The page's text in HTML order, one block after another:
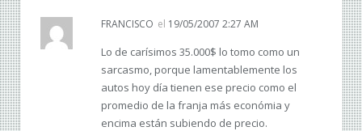
FRANCISCO el 19/05/2007 2:27 AM
Lo de carísimos 35.000$ lo tomo como un
sarcasmo, porque lamentablemente los
autos hoy día tienen ese precio como el
promedio de la franja más económia y
encima están subiendo de precio.